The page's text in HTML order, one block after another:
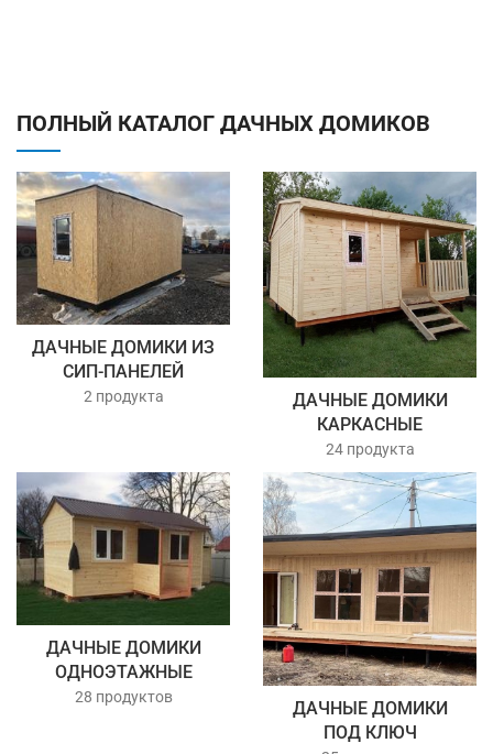
ПОЛНЫЙ КАТАЛОГ ДАЧНЫХ ДОМИКОВ
ДАЧНЫЕ ДОМИКИ ИЗ
СИП-ПАНЕЛЕЙ
2 продукта
ДАЧНЫЕ ДОМИКИ
КАРКАСНЫЕ
24 продукта
ДАЧНЫЕ ДОМИКИ
ОДНОЭТАЖНЫЕ
28 продуктов
ДАЧНЫЕ ДОМИКИ
ПОД КЛЮЧ